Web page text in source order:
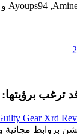
,
Ayoups94 و 17 آخرين
ترغب برؤيتها:
Gear Xrd
بروابط مجانية